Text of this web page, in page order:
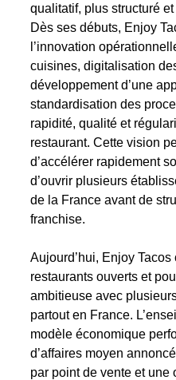
qualitatif, plus structuré
Dès ses débuts, Enjoy
l’innovation
cuisines, digitalisation
développement d’une
standardisation des
rapidité, qualité et
restaurant. Cette vision
d’accélérer rapidement
d’ouvrir plusieurs
de la France avant de
franchise.
Aujourd’hui, Enjoy
restaurants ouverts et
ambitieuse avec
partout en France.
modèle économique
d’affaires moyen
par point de vente et une